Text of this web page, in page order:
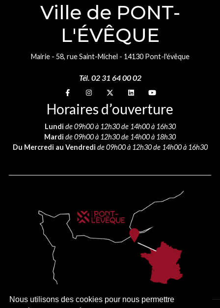
Nous utilisons des cookies pour nous permettre
Ville de PONT-
L'ÉVÊQUE
Mairie - 58, rue Saint-Michel - 14130 Pont-l'évêque
Tél. 02 31 64 00 02
Suivez-nous sur
Suivez-nous sur
Suivez-nous sur
Suivez-nous sur
Suivez-nous sur
Horaires d’ouverture
Lundi de 09h00 à 12h30 de 14h00 à 16h30
Mardi de 09h00 à 12h30 de 14h00 à 18h30
Du Mercredi au Vendredi de 09h00 à 12h30 de 14h00 à 16h30